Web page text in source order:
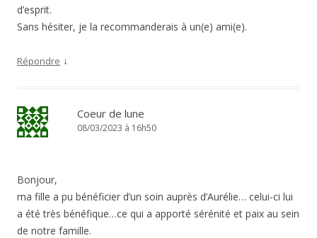
d’esprit.
Sans hésiter, je la recommanderais à un(e) ami(e).
Répondre ↓
Coeur de lune
08/03/2023 à 16h50
Bonjour,
ma fille a pu bénéficier d’un soin auprès d’Aurélie… celui-ci lui
a été très bénéfique…ce qui a apporté sérénité et paix au sein
de notre famille.